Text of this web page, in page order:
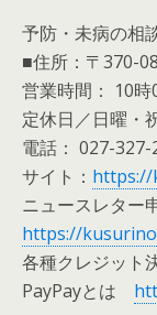
予防・未病の相
■住所：〒370-
営業時間： 10
定休日／日曜・
電話： 027-327-
サイト： https://
ニュースレター
https://
各種クレジット
PayPayとは